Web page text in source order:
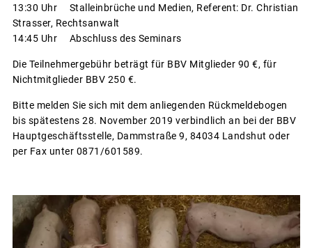
13:30 Uhr Stalleinbrüche und Medien, Referent: Dr. Christian
Strasser, Rechtsanwalt
14:45 Uhr Abschluss des Seminars
Die Teilnehmergebühr beträgt für BBV Mitglieder 90 €, für
Nichtmitglieder BBV 250 €.
Bitte melden Sie sich mit dem anliegenden Rückmeldebogen
bis spätestens 28. November 2019 verbindlich an bei der BBV
Hauptgeschäftsstelle, Dammstraße 9, 84034 Landshut oder
per Fax unter 0871/601589.